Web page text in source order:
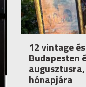
12 vintage
Budapesten
hónapjára